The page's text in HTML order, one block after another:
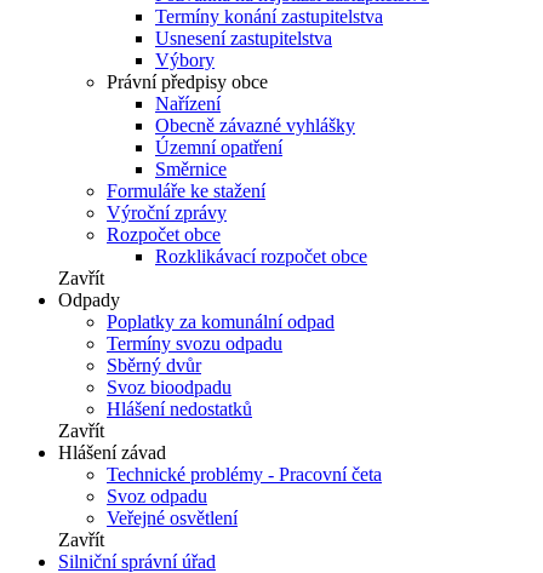
Termíny konání zastupitelstva
Usnesení zastupitelstva
Výbory
Právní předpisy obce
Nařízení
Obecně závazné vyhlášky
Územní opatření
Směrnice
Formuláře ke stažení
Výroční zprávy
Rozpočet obce
Rozklikávací rozpočet obce
Zavřít
Odpady
Poplatky za komunální odpad
Termíny svozu odpadu
Sběrný dvůr
Svoz bioodpadu
Hlášení nedostatků
Zavřít
Hlášení závad
Technické problémy - Pracovní četa
Svoz odpadu
Veřejné osvětlení
Zavřít
Silniční správní úřad